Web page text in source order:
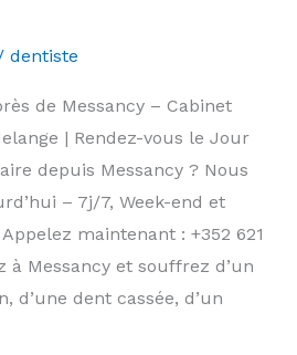
dentiste
de Messancy – Cabinet
| Rendez-vous le Jour
depuis Messancy ? Nous
– 7j/7, Week-end et
maintenant : +352 621
à Messancy et souffrez d’un
d’une dent cassée, d’un